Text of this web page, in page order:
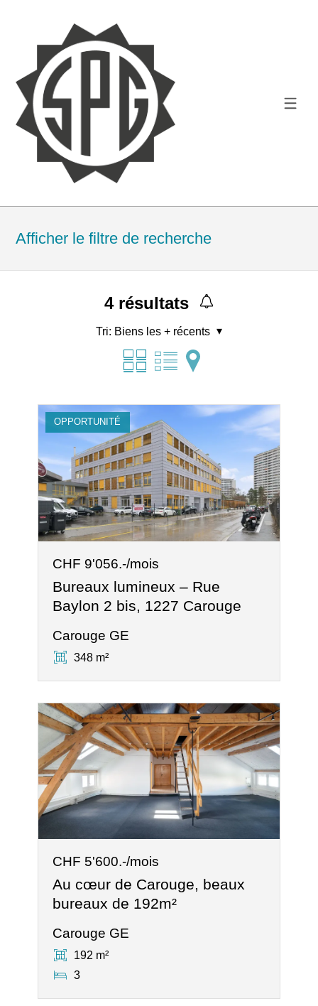
Afficher le filtre de recherche
4résultats
Tri: Biens les + récents
OPPORTUNITÉ
CHF 9'056.-/mois
Bureaux lumineux – Rue
Baylon 2 bis, 1227 Carouge
Carouge GE
348 m²
CHF 5'600.-/mois
Au cœur de Carouge, beaux
bureaux de 192m²
Carouge GE
192 m²
3